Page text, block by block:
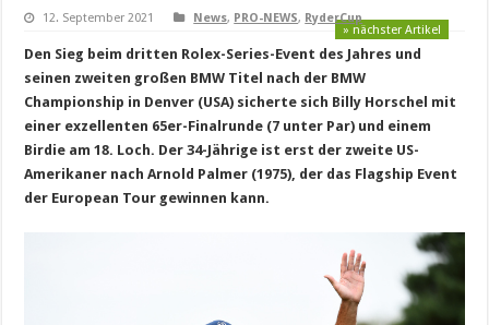
12. September 2021 News, PRO-NEWS, RyderCup
» nächster Artikel
Den Sieg beim dritten Rolex-Series-Event des Jahres und
seinen zweiten großen BMW Titel nach der BMW
Championship in Denver (USA) sicherte sich Billy Horschel mit
einer exzellenten 65er-Finalrunde (7 unter Par) und einem
Birdie am 18. Loch. Der 34-Jährige ist erst der zweite US-
Amerikaner nach Arnold Palmer (1975), der das Flagship Event
der European Tour gewinnen kann.